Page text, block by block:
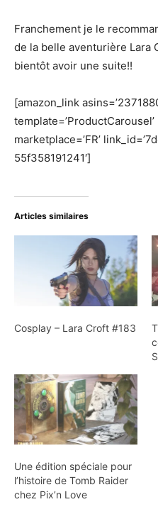
Franchement je le
de la belle aventurière Lara
bientôt avoir une suite!!
[amazon_link
template=’ProductCarousel’
marketplace=’FR’
55f358191241′]
Articles similaires
Cosplay – Lara Croft #183
Une édition spéciale pour
l’histoire de Tomb Raider
chez Pix’n Love